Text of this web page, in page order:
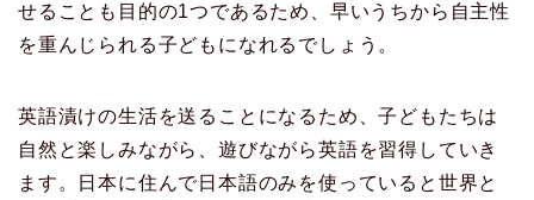
せることも目的の1つであるため、早いうちから自主性
を重んじられる子どもになれるでしょう。
英語漬けの生活を送ることになるため、子どもたちは
自然と楽しみながら、遊びながら英語を習得していき
ます。日本に住んで日本語のみを使っていると世界と